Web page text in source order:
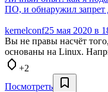
ПО, и обнаружил запрет
kernelconf25 мая 2020 в
Вы не правы насчёт
основаны на Linux.
+2
Посмотреть